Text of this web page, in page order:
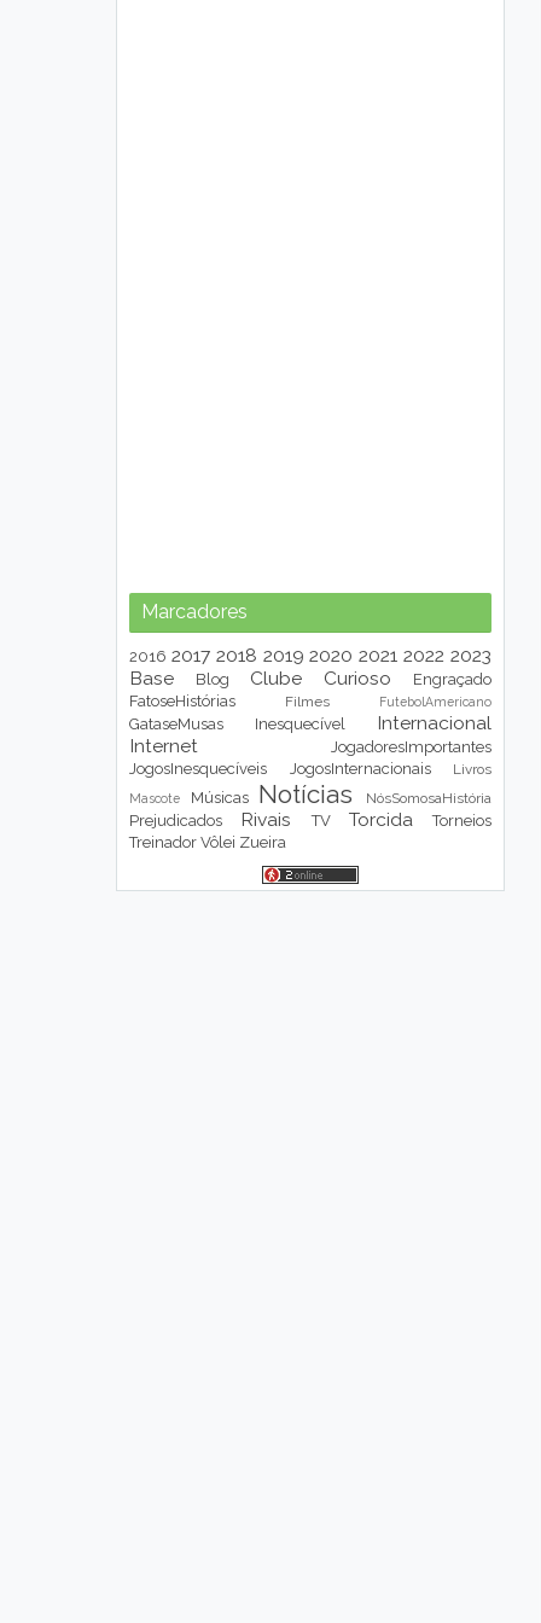
Marcadores
2016 2017 2018 2019 2020 2021 2022 2023
Base
Blog Clube Curioso
Engraçado
FatoseHistórias
Filmes FutebolAmericano
GataseMusas Inesquecível
Internacional
Internet
JogadoresImportantes
JogosInesquecíveis
JogosInternacionais Livros
Mascote Músicas Notícias NósSomosaHistória
Prejudicados Rivais TV Torcida
Torneios
Treinador Vôlei Zueira